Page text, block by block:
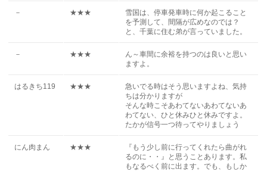
－ ★★★
雪国は、停車発車時に何か起こること
を予測して、間隔が広めなのでは？
と、千葉に住む弟が言っていました。
－ ★★★
ん～車間に余裕を持つのは良いと思い
ますよ。
はるきち119 ★★★
急いでる時はそう思いますよね、気持
ちは分かりますが
そんな時こそあわてないあわてないあ
わてない、ひと休みひと休みですよ。
たかが信号一つ待ってやりましょう
にん肉まん ★★★
『もう少し前に行ってくれたら曲がれ
るのに・・』と思うことあります。私
もなるべく前に出ます。でも、もしか